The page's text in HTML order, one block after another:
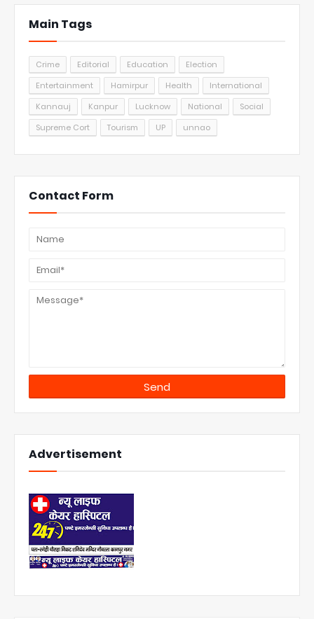
Main Tags
Crime Editorial Education
Election
Entertainment
Hamirpur Health
International
Kannauj
Kanpur Lucknow National
Social
Supreme Cort
Tourism UP unnao
Contact Form
Advertisement